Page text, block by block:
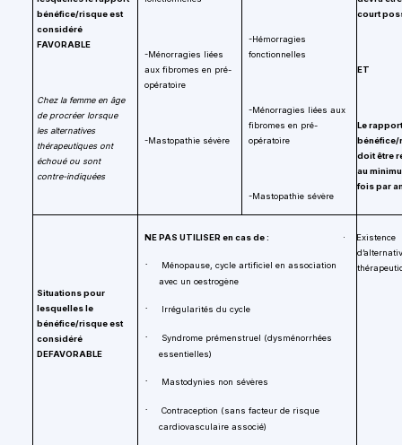
bénéfice/risque est
considéré
FAVORABLE
Chez la femme en âge
de procréer lorsque
les alternatives
thérapeutiques ont
échoué ou sont
contre-indiquées
-Ménorragies liées
aux fibromes en pré-
opératoire
-Mastopathie sévère
-Hémorragies
fonctionnelles
-Ménorragies liées aux
fibromes en pré-
opératoire
-Mastopathie sévère
court
ET
Le rapport
bénéfice/
doit être
au
fois par
Situations pour
lesquelles le
bénéfice/risque est
considéré
DEFAVORABLE
NE PAS UTILISER en cas de :
·
Ménopause, cycle artificiel en association
avec un oestrogène
· Irrégularités du cycle
·
Syndrome prémenstruel (dysménorrhées
essentielles)
· Mastodynies non sévères
·
Contraception (sans facteur de risque
cardiovasculaire associé)
·
Existence